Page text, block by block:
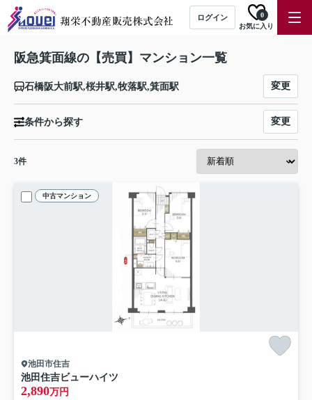
ログイン
お気に入り
0
阪急箕面線の【売買】マンション一覧
石橋阪大前駅,桜井駅,牧落駅,箕面駅 変更
条件から探す 変更
3件
中古マンション
池田市住吉
池田住吉ビューハイツ
2,890万円